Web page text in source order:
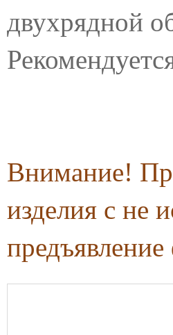
двухрядной
Внимание!
изделия с не